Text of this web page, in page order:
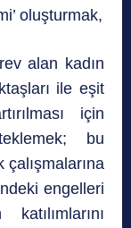
oluşturmak,
alan kadın
ile eşit
için
bu
engelleri